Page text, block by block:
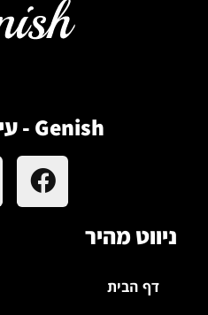
Genish - עיצוב הבית
ניווט מהיר
דף הבית